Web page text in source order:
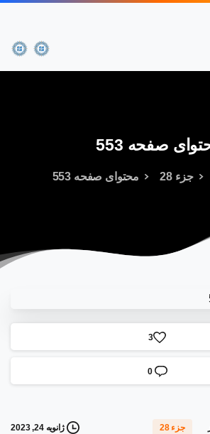
صفحه 553
جزء 28 محتوای صفحه 553
3
0
جزء 28 ژانویه 24, 2023